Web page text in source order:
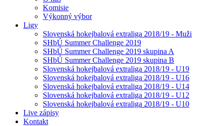
Komisie
Výkonný výbor
Ligy
Slovenská hokejbalová extraliga 2018/19 - Muži
SHbÚ Summer Challenge 2019
SHbÚ Summer Challenge 2019 skupina A
SHbÚ Summer Challenge 2019 skupina B
Slovenská hokejbalová extraliga 2018/19 - U19
Slovenská hokejbalová extraliga 2018/19 - U16
Slovenská hokejbalová extraliga 2018/19 - U14
Slovenská hokejbalová extraliga 2018/19 - U12
Slovenská hokejbalová extraliga 2018/19 - U10
Live zápisy
Kontakt